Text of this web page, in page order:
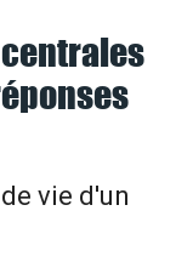
vie d'un